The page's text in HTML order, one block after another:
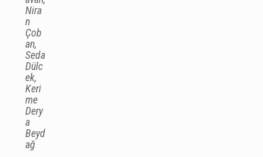
Nira
n
Çob
an,
Seda
Dülc
ek,
Keri
me
Dery
a
Beyd
ağ